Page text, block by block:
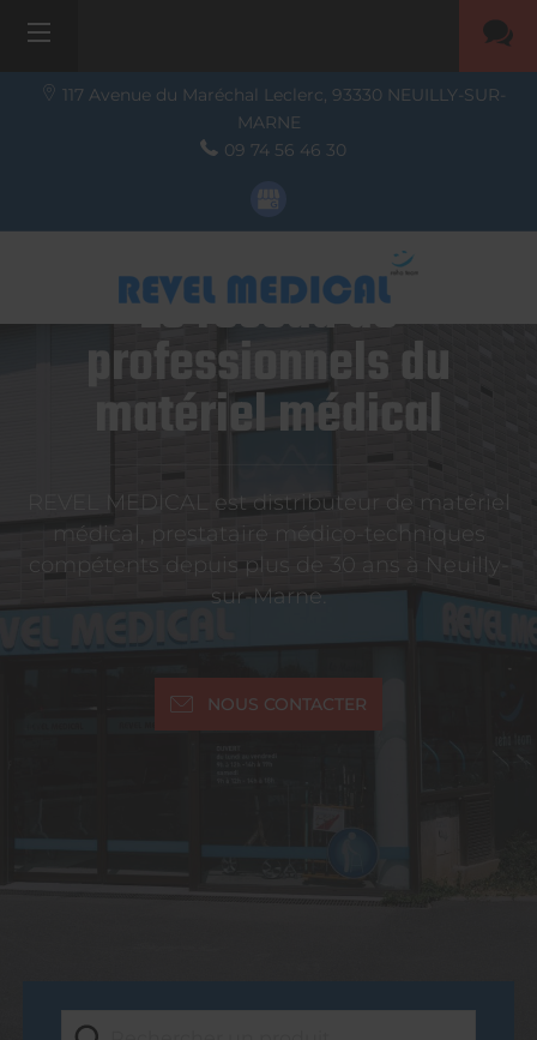
117 Avenue du Maréchal Leclerc, 93330 NEUILLY-SUR-
MARNE
09 74 56 46 30
Le réseau de
professionnels du
matériel médical
REVEL MEDICAL est distributeur de matériel
médical, prestataire médico-techniques
compétents depuis plus de 30 ans à Neuilly-
sur-Marne.
NOUS CONTACTER